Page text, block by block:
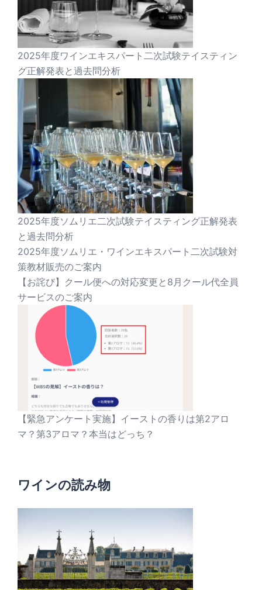
2025年度ワインエキスパート二次試験テイスティン
グ正解発表と過去問分析
2025年度ソムリエ二次試験テイスティング正解発表
と過去問分析
2025年度ソムリエ・ワインエキスパート二次試験対
策教材販売のご案内
【お詫び】クール便への対応変更と8月クール代全員
サービスのご案内
【緊急アンケート実施】イーストの香りは第2アロ
マ？第3アロマ？本当はどっち？
ワインの読み物